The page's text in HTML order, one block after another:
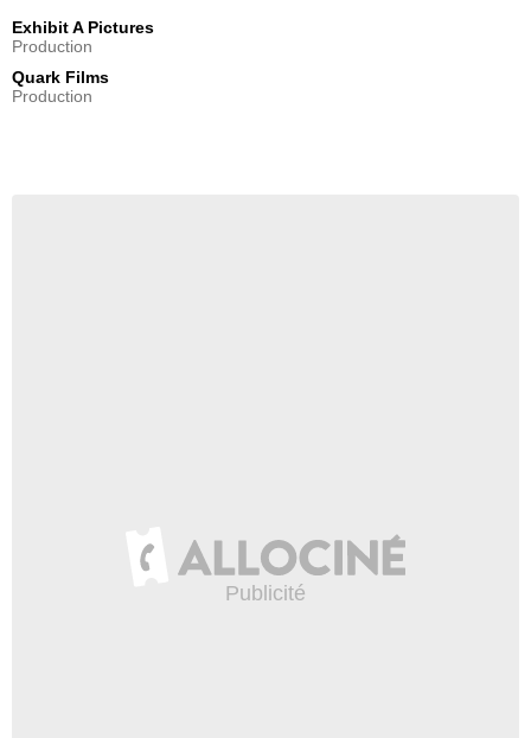
Exhibit A Pictures
Production
Quark Films
Production